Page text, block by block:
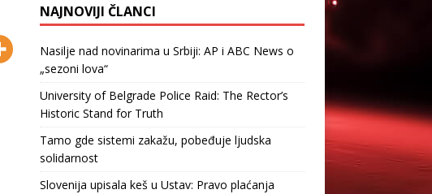
NAJNOVIJI ČLANCI
Nasilje nad novinarima u Srbiji: AP i ABC News o
„sezoni lova“
University of Belgrade Police Raid: The Rector’s
Historic Stand for Truth
Tamo gde sistemi zakažu, pobeđuje ljudska
solidarnost
Slovenija upisala keš u Ustav: Pravo plaćanja